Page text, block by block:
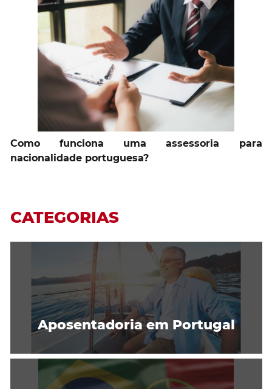
Como funciona uma assessoria para
nacionalidade portuguesa?
CATEGORIAS
Aposentadoria em Portugal